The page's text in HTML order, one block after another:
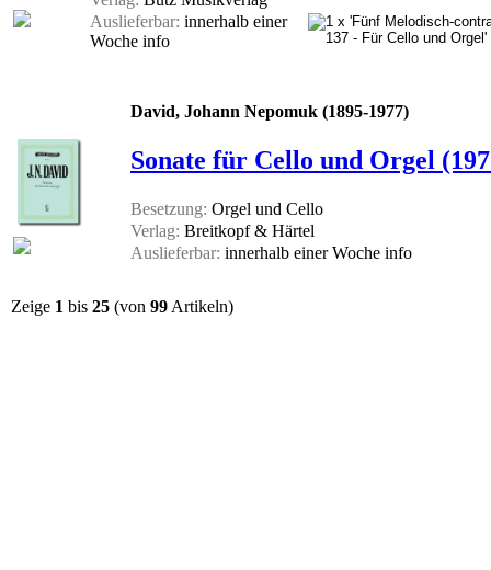
Auslieferbar: innerhalb einer
Woche info
David, Johann Nepomuk (1895-1977)
Sonate für Cello und Orgel
Besetzung: Orgel und Cello
Verlag: Breitkopf & Härtel
Auslieferbar: innerhalb einer Woche info
Zeige 1 bis 25 (von 99Artikeln)